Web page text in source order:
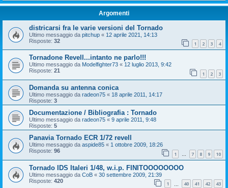
Argomenti
districarsi fra le varie versioni del Tornado
Ultimo messaggio da pitchup « 12 aprile 2021, 14:13
Risposte: 32 1 2 3 4
Tornadone Revell...intanto ne parlo!!!
Ultimo messaggio da Modelfighter73 « 12 luglio 2013, 9:42
Risposte: 21 1 2 3
Domanda su antenna conica
Ultimo messaggio da radeon75 « 18 aprile 2011, 14:17
Risposte: 3
Documentazione / Bibliografia : Tornado
Ultimo messaggio da radeon75 « 9 aprile 2011, 9:48
Risposte: 5
Panavia Tornado ECR 1/72 revell
Ultimo messaggio da aspide85 « 1 ottobre 2009, 18:26
Risposte: 96 1 … 7 8 9 10
Tornado IDS Italeri 1/48, w.i.p. FINITOOOOOOOO
Ultimo messaggio da CoB « 30 settembre 2009, 21:39
Risposte: 420 1 40 41 42 43